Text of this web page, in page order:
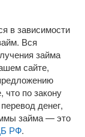
в зависимости
Вся
займа
сайте,
что по закону
денег,
займа — это
РФ.